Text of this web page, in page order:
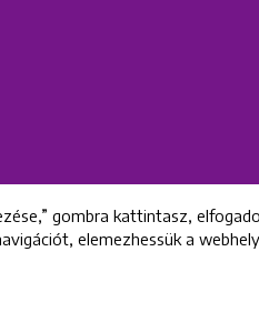
All rights reserved © 2022
gombra kattintasz,
elemezhessük a